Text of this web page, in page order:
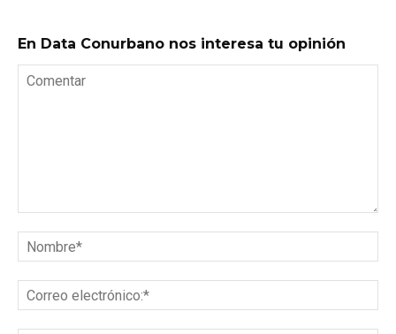
En Data Conurbano nos interesa tu opinión